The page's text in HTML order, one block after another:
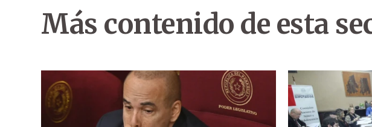
Más contenido de esta